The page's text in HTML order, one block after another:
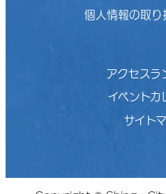
個人情報の取り
アクセスラ
イベントカ
サイト